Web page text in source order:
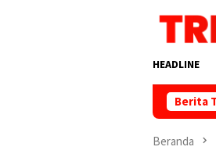
HEADLINE
Berita
Beranda